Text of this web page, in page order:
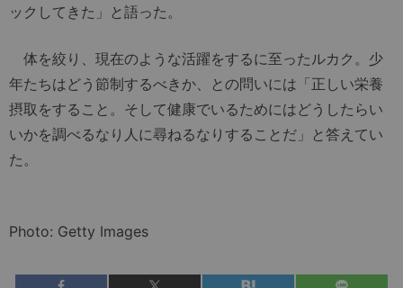
ックしてきた」と語った。
体を絞り、現在のような活躍をするに至ったルカク。少
年たちはどう節制するべきか、との問いには「正しい栄養
摂取をすること。そして健康でいるためにはどうしたらい
いかを調べるなり人に尋ねるなりすることだ」と答えてい
た。
Photo: Getty Images